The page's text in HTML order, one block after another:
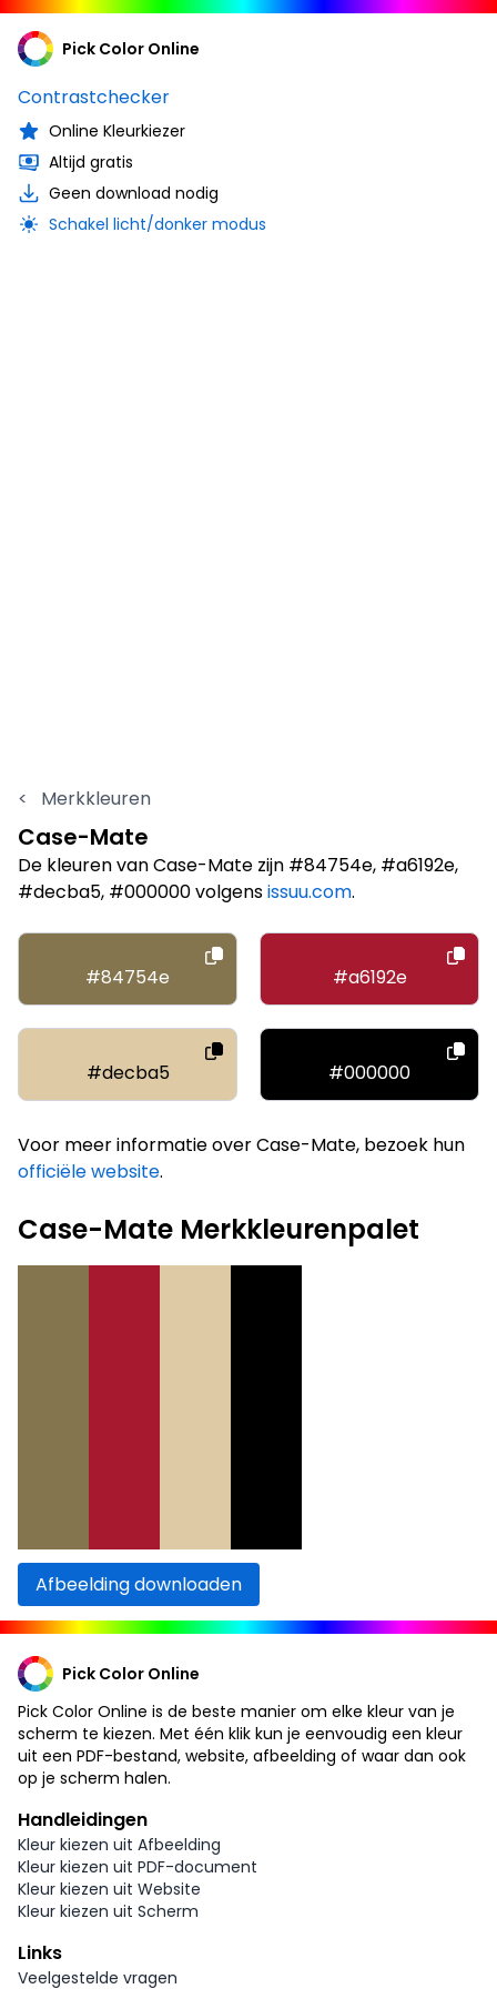
Pick Color Online
Contrastchecker
Online Kleurkiezer
Altijd gratis
Geen download nodig
Schakel licht/donker modus
< Merkkleuren
Case-Mate
De kleuren van Case-Mate zijn #84754e, #a6192e,
#decba5, #000000 volgensissuu.com.
#84754e #a6192e
#decba5 #000000
Voor meer informatie over Case-Mate, bezoek hun
officiële website.
Case-Mate Merkkleurenpalet
Afbeelding downloaden
Pick Color Online
Pick Color Online is de beste manier om elke kleur van je
scherm te kiezen. Met één klik kun je eenvoudig een kleur
uit een PDF-bestand, website, afbeelding of waar dan ook
op je scherm halen.
Handleidingen
Kleur kiezen uit Afbeelding
Kleur kiezen uit PDF-document
Kleur kiezen uit Website
Kleur kiezen uit Scherm
Links
Veelgestelde vragen